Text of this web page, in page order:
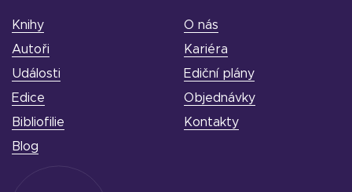
Knihy
Autoři
Události
Edice
Bibliofilie
Blog
O nás
Kariéra
Ediční plány
Objednávky
Kontakty